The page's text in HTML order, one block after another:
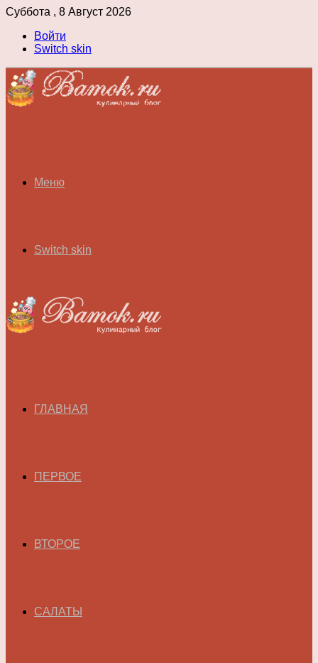
Суббота , 8 Август 2026
Войти
Switch skin
Меню
Switch skin
ГЛАВНАЯ
ПЕРВОЕ
ВТОРОЕ
САЛАТЫ